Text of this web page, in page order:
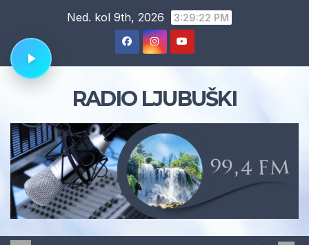
content
Ned. kol 9th, 2026 3:29:23 PM
RADIO LJUBUŠKI